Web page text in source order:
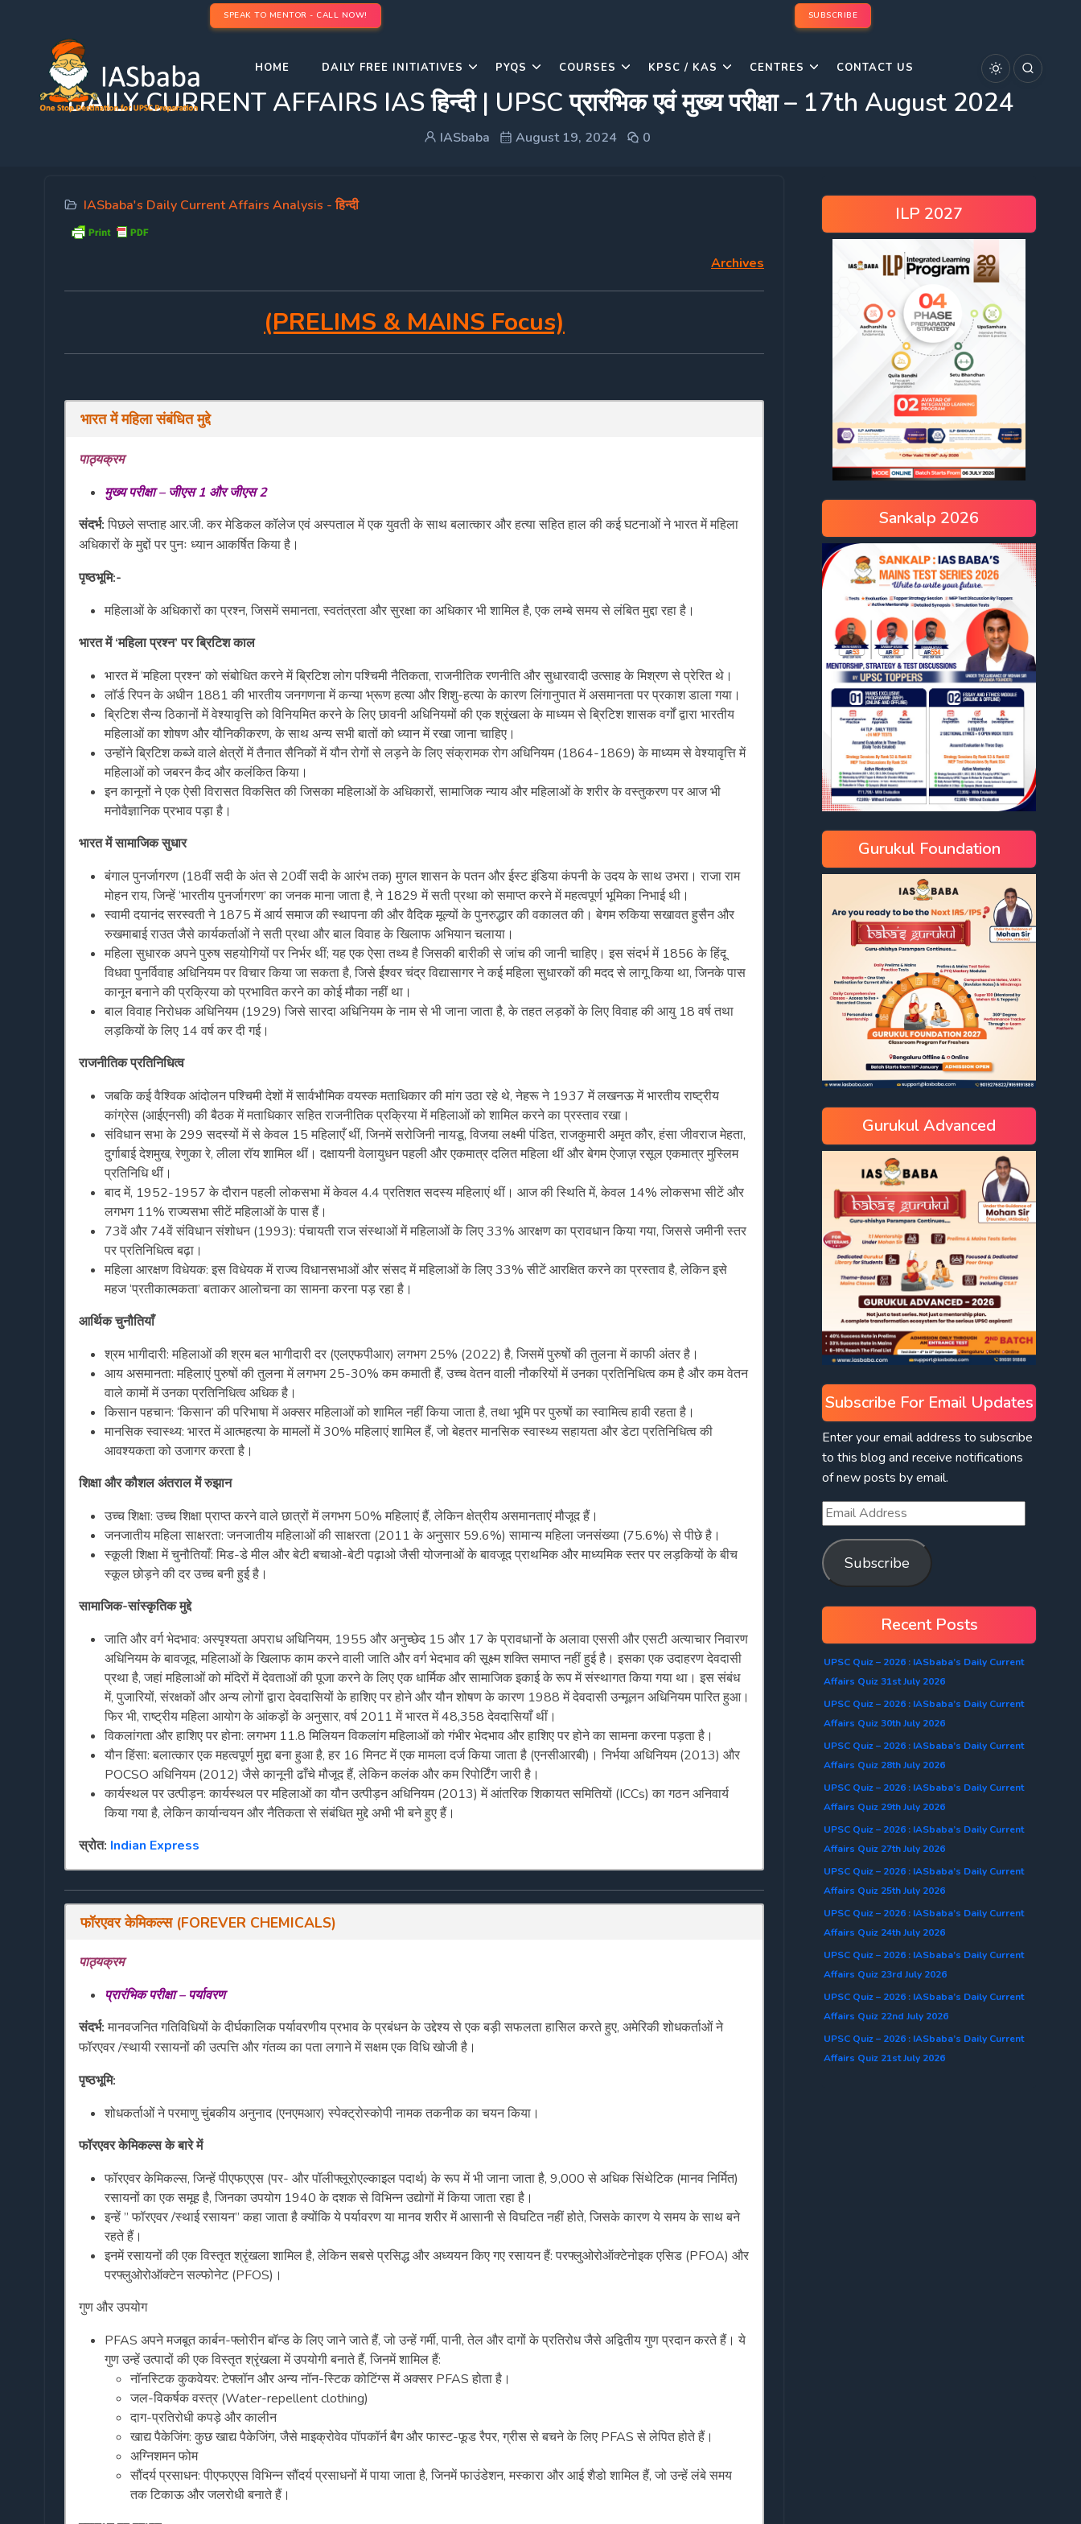
SPEAK TO MENTOR - CALL NOW! SUBSCRIBE
HOME DAILY FREE INITIATIVES PYQS COURSES KPSC / KAS CENTRES CONTACT US
DAILY CURRENT AFFAIRS IAS हिन्दी | UPSC प्रारंभिक एवं मुख्य परीक्षा – 17th August 2024
IASbaba August 19, 2024 0
IASbaba's Daily Current Affairs Analysis - हिन्दी
Archives
(PRELIMS & MAINS Focus)
भारत में महिला संबंधित मुद्दे
पाठ्यक्रम
मुख्य परीक्षा–जीएस1 और जीएस2
संदर्भ:पिछले सप्ताह आर.जी. कर मेडिकल कॉलेज एवं अस्पताल में एक युवती के साथ बलात्कार और हत्या सहित हाल की कई घटनाओं ने भारत में महिला
अधिकारों के मुद्दों पर पुनः ध्यान आकर्षित किया है।
पृष्ठभूमि:-
महिलाओं के अधिकारों का प्रश्न, जिसमें समानता, स्वतंत्रता और सुरक्षा का अधिकार भी शामिल है, एक लम्बे समय से लंबित मुद्दा रहा है।
भारत में ‘महिला प्रश्न’परब्रिटिशकाल
भारत में ‘महिला प्रश्न’ को संबोधित करने में ब्रिटिश लोग पश्चिमी नैतिकता, राजनीतिक रणनीति और सुधारवादी उत्साह के मिश्रण से प्रेरित थे।
लॉर्ड रिपन के अधीन 1881 की भारतीय जनगणना में कन्या भ्रूण हत्या और शिशु-हत्या के कारण लिंगानुपात में असमानता पर प्रकाश डाला गया।
ब्रिटिश सैन्य ठिकानों में वेश्यावृत्ति को विनियमित करने के लिए छावनी अधिनियमों की एक श्रृंखला के माध्यम से ब्रिटिश शासक वर्गों द्वारा भारतीय
महिलाओं का शोषण और यौनिकीकरण, के साथ अन्य सभी बातों को ध्यान में रखा जाना चाहिए।
उन्होंने ब्रिटिश कब्जे वाले क्षेत्रों में तैनात सैनिकों में यौन रोगों से लड़ने के लिए संक्रामक रोग अधिनियम (1864-1869) के माध्यम से वेश्यावृत्ति में
महिलाओं को जबरन कैद और कलंकित किया।
इन कानूनों ने एक ऐसी विरासत विकसित की जिसका महिलाओं के अधिकारों, सामाजिक न्याय और महिलाओं के शरीर के वस्तुकरण पर आज भी
मनोवैज्ञानिक प्रभाव पड़ा है।
भारत में सामाजिक सुधार
बंगाल पुनर्जागरण (18वीं सदी के अंत से 20वीं सदी के आरंभ तक) मुगल शासन के पतन और ईस्ट इंडिया कंपनी के उदय के साथ उभरा। राजा राम
मोहन राय, जिन्हें ‘भारतीय पुनर्जागरण’ का जनक माना जाता है, ने 1829 में सती प्रथा को समाप्त करने में महत्वपूर्ण भूमिका निभाई थी।
स्वामी दयानंद सरस्वती ने 1875 में आर्य समाज की स्थापना की और वैदिक मूल्यों के पुनरुद्धार की वकालत की। बेगम रुकिया सखावत हुसैन और
रुखमाबाई राउत जैसे कार्यकर्ताओं ने सती प्रथा और बाल विवाह के खिलाफ अभियान चलाया।
महिला सुधारक अपने पुरुष सहयोगियों पर निर्भर थीं; यह एक ऐसा तथ्य है जिसकी बारीकी से जांच की जानी चाहिए। इस संदर्भ में 1856 के हिंदू
विधवा पुनर्विवाह अधिनियम पर विचार किया जा सकता है, जिसे ईश्वर चंद्र विद्यासागर ने कई महिला सुधारकों की मदद से लागू किया था, जिनके पास
कानून बनाने की प्रक्रिया को प्रभावित करने का कोई मौका नहीं था।
बाल विवाह निरोधक अधिनियम (1929) जिसे सारदा अधिनियम के नाम से भी जाना जाता है, के तहत लड़कों के लिए विवाह की आयु 18 वर्ष तथा
लड़कियों के लिए 14 वर्ष कर दी गई।
राजनीतिक प्रतिनिधित्व
जबकि कई वैश्विक आंदोलन पश्चिमी देशों में सार्वभौमिक वयस्क मताधिकार की मांग उठा रहे थे, नेहरू ने 1937 में लखनऊ में भारतीय राष्ट्रीय
कांग्रेस (आईएनसी) की बैठक में मताधिकार सहित राजनीतिक प्रक्रिया में महिलाओं को शामिल करने का प्रस्ताव रखा।
संविधान सभा के 299 सदस्यों में से केवल 15 महिलाएँ थीं, जिनमें सरोजिनी नायडू, विजया लक्ष्मी पंडित, राजकुमारी अमृत कौर, हंसा जीवराज मेहता,
दुर्गाबाई देशमुख, रेणुका रे, लीला रॉय शामिल थीं। दक्षायनी वेलायुधन पहली और एकमात्र दलित महिला थीं और बेगम ऐजाज़ रसूल एकमात्र मुस्लिम
प्रतिनिधि थीं।
बाद में, 1952-1957 के दौरान पहली लोकसभा में केवल 4.4 प्रतिशत सदस्य महिलाएं थीं। आज की स्थिति में, केवल 14% लोकसभा सीटें और
लगभग 11% राज्यसभा सीटें महिलाओं के पास हैं।
73वें और 74वें संविधान संशोधन (1993): पंचायती राज संस्थाओं में महिलाओं के लिए 33% आरक्षण का प्रावधान किया गया, जिससे जमीनी स्तर
पर प्रतिनिधित्व बढ़ा।
महिला आरक्षण विधेयक: इस विधेयक में राज्य विधानसभाओं और संसद में महिलाओं के लिए 33% सीटें आरक्षित करने का प्रस्ताव है, लेकिन इसे
महज ‘प्रतीकात्मकता’ बताकर आलोचना का सामना करना पड़ रहा है।
आर्थिक चुनौतियाँ
श्रम भागीदारी: महिलाओं की श्रम बल भागीदारी दर (एलएफपीआर) लगभग 25% (2022) है, जिसमें पुरुषों की तुलना में काफी अंतर है।
आय असमानता: महिलाएं पुरुषों की तुलना में लगभग 25-30% कम कमाती हैं, उच्च वेतन वाली नौकरियों में उनका प्रतिनिधित्व कम है और कम वेतन
वाले कामों में उनका प्रतिनिधित्व अधिक है।
किसान पहचान: ‘किसान’ की परिभाषा में अक्सर महिलाओं को शामिल नहीं किया जाता है, तथा भूमि पर पुरुषों का स्वामित्व हावी रहता है।
मानसिक स्वास्थ्य: भारत में आत्महत्या के मामलों में 30% महिलाएं शामिल हैं, जो बेहतर मानसिक स्वास्थ्य सहायता और डेटा प्रतिनिधित्व की
आवश्यकता को उजागर करता है।
शिक्षा और कौशल अंतराल में रुझान
उच्च शिक्षा: उच्च शिक्षा प्राप्त करने वाले छात्रों में लगभग 50% महिलाएं हैं, लेकिन क्षेत्रीय असमानताएं मौजूद हैं।
जनजातीय महिला साक्षरता: जनजातीय महिलाओं की साक्षरता (2011 के अनुसार 59.6%) सामान्य महिला जनसंख्या (75.6%) से पीछे है।
स्कूली शिक्षा में चुनौतियाँ: मिड-डे मील और बेटी बचाओ-बेटी पढ़ाओ जैसी योजनाओं के बावजूद प्राथमिक और माध्यमिक स्तर पर लड़कियों के बीच
स्कूल छोड़ने की दर उच्च बनी हुई है।
सामाजिक-सांस्कृतिक मुद्दे
जाति और वर्ग भेदभाव: अस्पृश्यता अपराध अधिनियम, 1955 और अनुच्छेद 15 और 17 के प्रावधानों के अलावा एससी और एसटी अत्याचार निवारण
अधिनियम के बावजूद, महिलाओं के खिलाफ काम करने वाली जाति और वर्ग भेदभाव की सूक्ष्म शक्ति समाप्त नहीं हुई है। इसका एक उदाहरण देवदासी
प्रथा है, जहां महिलाओं को मंदिरों में देवताओं की पूजा करने के लिए एक धार्मिक और सामाजिक इकाई के रूप में संस्थागत किया गया था। इस संबंध
में, पुजारियों, संरक्षकों और अन्य लोगों द्वारा देवदासियों के हाशिए पर होने और यौन शोषण के कारण 1988 में देवदासी उन्मूलन अधिनियम पारित हुआ।
फिर भी, राष्ट्रीय महिला आयोग के आंकड़ों के अनुसार, वर्ष 2011 में भारत में 48,358 देवदासियाँ थीं।
विकलांगता और हाशिए पर होना: लगभग 11.8 मिलियन विकलांग महिलाओं को गंभीर भेदभाव और हाशिए पर होने का सामना करना पड़ता है।
यौन हिंसा: बलात्कार एक महत्वपूर्ण मुद्दा बना हुआ है, हर 16 मिनट में एक मामला दर्ज किया जाता है (एनसीआरबी)। निर्भया अधिनियम (2013) और
POCSO अधिनियम (2012) जैसे कानूनी ढाँचे मौजूद हैं, लेकिन कलंक और कम रिपोर्टिंग जारी है।
कार्यस्थल पर उत्पीड़न: कार्यस्थल पर महिलाओं का यौन उत्पीड़न अधिनियम (2013) में आंतरिक शिकायत समितियों (ICCs) का गठन अनिवार्य
किया गया है, लेकिन कार्यान्वयन और नैतिकता से संबंधित मुद्दे अभी भी बने हुए हैं।
स्रोत: Indian Express
फॉरएवर केमिकल्स(FOREVER CHEMICALS)
पाठ्यक्रम
प्रारंभिक परीक्षा–पर्यावरण
संदर्भ:मानवजनित गतिविधियों के दीर्घकालिक पर्यावरणीय प्रभाव के प्रबंधन के उद्देश्य से एक बड़ी सफलता हासिल करते हुए, अमेरिकी शोधकर्ताओं ने
फॉरएवर /स्थायी रसायनों की उत्पत्ति और गंतव्य का पता लगाने में सक्षम एक विधि खोजी है।
पृष्ठभूमि:
शोधकर्ताओं ने परमाणु चुंबकीय अनुनाद (एनएमआर) स्पेक्ट्रोस्कोपी नामक तकनीक का चयन किया।
फॉरएवरकेमिकल्सकेबारेमें
फॉरएवर केमिकल्स, जिन्हें पीएफएएस (पर- और पॉलीफ्लूरोएल्काइल पदार्थ) के रूप में भी जाना जाता है, 9,000 से अधिक सिंथेटिक (मानव निर्मित)
रसायनों का एक समूह है, जिनका उपयोग 1940 के दशक से विभिन्न उद्योगों में किया जाता रहा है।
इन्हें ” फॉरएवर /स्थाई रसायन” कहा जाता है क्योंकि ये पर्यावरण या मानव शरीर में आसानी से विघटित नहीं होते, जिसके कारण ये समय के साथ बने
रहते हैं।
इनमें रसायनों की एक विस्तृत श्रृंखला शामिल है, लेकिन सबसे प्रसिद्ध और अध्ययन किए गए रसायन हैं: परफ्लुओरोऑक्टेनोइक एसिड (PFOA) और
परफ्लुओरोऑक्टेन सल्फोनेट (PFOS)।
गुण और उपयोग
PFAS अपने मजबूत कार्बन-फ्लोरीन बॉन्ड के लिए जाने जाते हैं, जो उन्हें गर्मी, पानी, तेल और दागों के प्रतिरोध जैसे अद्वितीय गुण प्रदान करते हैं। ये
गुण उन्हें उत्पादों की एक विस्तृत श्रृंखला में उपयोगी बनाते हैं, जिनमें शामिल हैं:
नॉनस्टिक कुकवेयर: टेफ्लॉन और अन्य नॉन-स्टिक कोटिंग्स में अक्सर PFAS होता है।
जल-विकर्षक वस्त्र (Water-repellent clothing)
दाग-प्रतिरोधी कपड़े और कालीन
खाद्य पैकेजिंग: कुछ खाद्य पैकेजिंग, जैसे माइक्रोवेव पॉपकॉर्न बैग और फास्ट-फूड रैपर, ग्रीस से बचने के लिए PFAS से लेपित होते हैं।
अग्निशमन फोम
सौंदर्य प्रसाधन: पीएफएएस विभिन्न सौंदर्य प्रसाधनों में पाया जाता है, जिनमें फाउंडेशन, मस्कारा और आई शैडो शामिल हैं, जो उन्हें लंबे समय
तक टिकाऊ और जलरोधी बनाते हैं।
ILP 2027
Sankalp 2026
Gurukul Foundation
Gurukul Advanced
Subscribe For Email Updates
Enter your email address to subscribe
to this blog and receive notifications
of new posts by email.
Subscribe
Recent Posts
UPSC Quiz – 2026 : IASbaba’s Daily Current
Affairs Quiz 31st July 2026
UPSC Quiz – 2026 : IASbaba’s Daily Current
Affairs Quiz 30th July 2026
UPSC Quiz – 2026 : IASbaba’s Daily Current
Affairs Quiz 28th July 2026
UPSC Quiz – 2026 : IASbaba’s Daily Current
Affairs Quiz 29th July 2026
UPSC Quiz – 2026 : IASbaba’s Daily Current
Affairs Quiz 27th July 2026
UPSC Quiz – 2026 : IASbaba’s Daily Current
Affairs Quiz 25th July 2026
UPSC Quiz – 2026 : IASbaba’s Daily Current
Affairs Quiz 24th July 2026
UPSC Quiz – 2026 : IASbaba’s Daily Current
Affairs Quiz 23rd July 2026
UPSC Quiz – 2026 : IASbaba’s Daily Current
Affairs Quiz 22nd July 2026
UPSC Quiz – 2026 : IASbaba’s Daily Current
Affairs Quiz 21st July 2026